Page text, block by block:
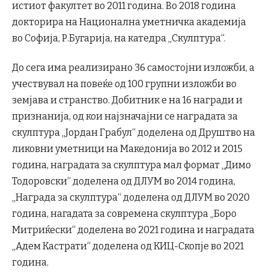
истиот факултет во 2011 година. Во 2018 година
докторира на Национална уметничка академија
во Софија, Р.Бугарија, на катедра „Скулптура“.
До сега има реализирано 36 самостојни изложби, а
учествувал на повеќе од 100 групни изложби во
земјава и странство. Добитник е на 16 награди и
признанија, од кои најзначајни се наградата за
скулптура „Јордан Грабул“ доделена од Друштво на
ликовни уметници на Македонија во 2012 и 2015
година, наградата за скулптура мал формат „Димо
Тодоровски“ доделена од ДЛУМ во 2014 година,
„Награда за скулптура“ доделена од ДЛУМ во 2020
година, нагадата за современа скулптура „Боро
Митриќески“ доделена во 2021 година и наградата
„Адем Кастрати“ доделена од КИЦ-Скопје во 2021
година.